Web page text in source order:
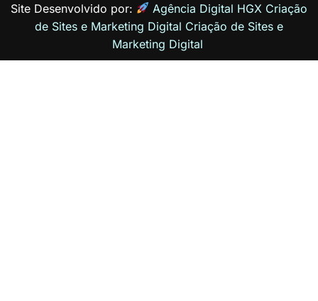
Site Desenvolvido por:
Agência Digital HGX Criação
de Sites e Marketing Digital Criação de Sites e
Marketing Digital